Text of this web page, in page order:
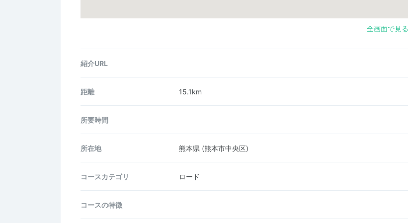
全画面で見る
紹介URL
距離 15.1km
所要時間
所在地 熊本県 (熊本市中央区)
コース カテゴリ ロード
コースの特徴